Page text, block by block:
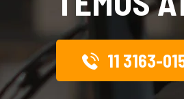
11 3163-